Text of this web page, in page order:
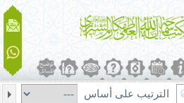
الترتيب على أساس